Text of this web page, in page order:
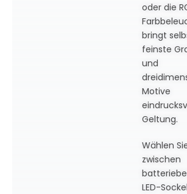
oder die
bringt
feinste
und
Motive
Geltung.
Wählen
zwischen
LED-